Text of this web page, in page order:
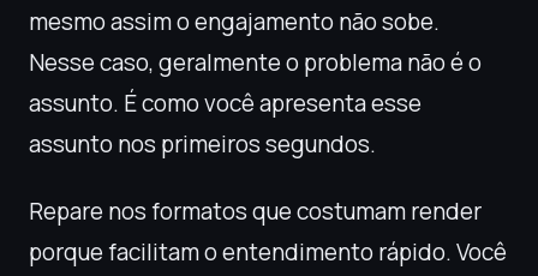
mesmo assim o engajamento não sobe.
Nesse caso, geralmente o problema não é o
assunto. É como você apresenta esse
assunto nos primeiros segundos.
Repare nos formatos que costumam render
porque facilitam o entendimento rápido. Você